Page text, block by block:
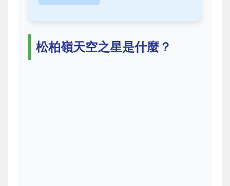
松柏嶺天空之星是什麼？